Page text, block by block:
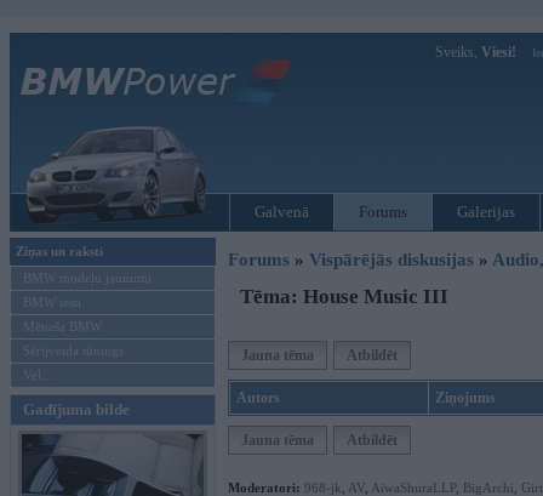
Sveiks, Viesi!
Galvenā Forums Galerijas
Ziņas un raksti
BMW modeļu jaunumi
BMW testi
Mēneša BMW
Sērijveida tūnings
Vel...
Gadījuma bilde
Forums » Vispārējās diskusijas »
Tēma: House Music III
Jauna tēma Atbildēt
Autors Ziņojums
Jauna tēma Atbildēt
Moderatori: 968-jk AV AiwaShuraLLP, BigArchi